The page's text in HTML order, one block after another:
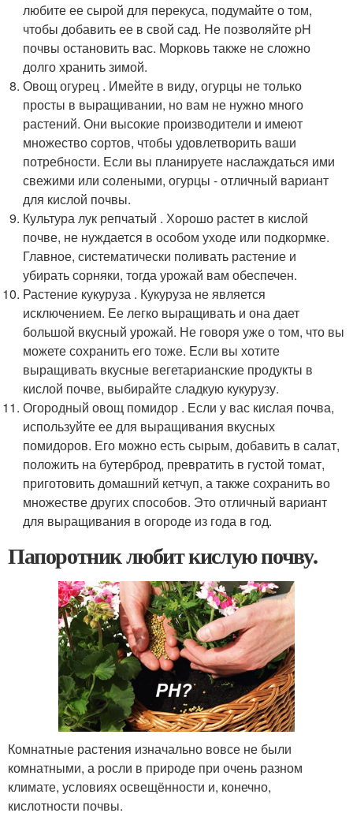
любите ее сырой для перекуса, подумайте о том,
чтобы добавить ее в свой сад. Не позволяйте pH
почвы остановить вас. Морковь также не сложно
долго хранить зимой.
Овощ огурец . Имейте в виду, огурцы не только
просты в выращивании, но вам не нужно много
растений. Они высокие производители и имеют
множество сортов, чтобы удовлетворить ваши
потребности. Если вы планируете наслаждаться ими
свежими или солеными, огурцы - отличный вариант
для кислой почвы.
Культура лук репчатый . Хорошо растет в кислой
почве, не нуждается в особом уходе или подкормке.
Главное, систематически поливать растение и
убирать сорняки, тогда урожай вам обеспечен.
Растение кукуруза . Кукуруза не является
исключением. Ее легко выращивать и она дает
большой вкусный урожай. Не говоря уже о том, что вы
можете сохранить его тоже. Если вы хотите
выращивать вкусные вегетарианские продукты в
кислой почве, выбирайте сладкую кукурузу.
Огородный овощ помидор . Если у вас кислая почва,
используйте ее для выращивания вкусных
помидоров. Его можно есть сырым, добавить в салат,
положить на бутерброд, превратить в густой томат,
приготовить домашний кетчуп, а также сохранить во
множестве других способов. Это отличный вариант
для выращивания в огороде из года в год.
Папоротник любит кислую почву.
Комнатные растения изначально вовсе не были
комнатными, а росли в природе при очень разном
климате, условиях освещённости и, конечно,
кислотности почвы.